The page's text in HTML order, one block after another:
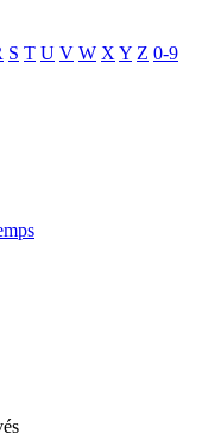
S T U V W X Y Z 0-9